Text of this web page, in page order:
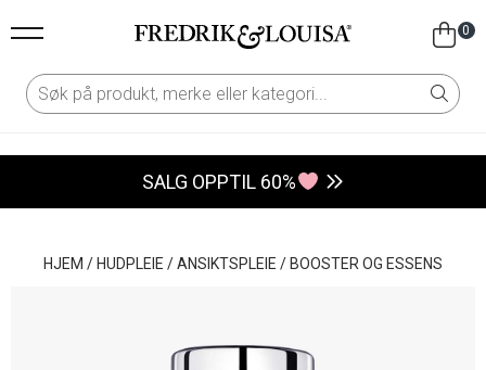
0
SALG OPPTIL 60%
HJEM / HUDPLEIE /ANSIKTSPLEIE / BOOSTER OG ESSENS